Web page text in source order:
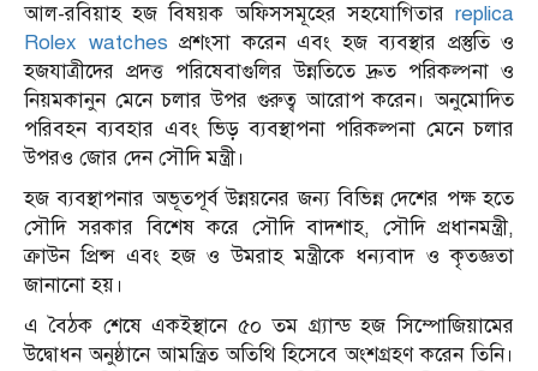
আল-রবিয়াহ হজ বিষয়ক অফিসসমূহের সহযোগিতার replica
Rolex watches প্রশংসা করেন এবং হজ ব্যবস্থার প্রস্তুতি ও
হজযাত্রীদের প্রদত্ত পরিষেবাগুলির উন্নতিতে দ্রুত পরিকল্পনা ও
নিয়মকানুন মেনে চলার উপর গুরুত্ব আরোপ করেন। অনুমোদিত
পরিবহন ব্যবহার এবং ভিড় ব্যবস্থাপনা পরিকল্পনা মেনে চলার
উপরও জোর দেন সৌদি মন্ত্রী।
হজ ব্যবস্থাপনার অভূতপূর্ব উন্নয়নের জন্য বিভিন্ন দেশের পক্ষ হতে
সৌদি সরকার বিশেষ করে সৌদি বাদশাহ, সৌদি প্রধানমন্ত্রী,
ক্রাউন প্রিন্স এবং হজ ও উমরাহ মন্ত্রীকে ধন্যবাদ ও কৃতজ্ঞতা
জানানো হয়।
এ বৈঠক শেষে একইস্থানে ৫০ তম গ্র্যান্ড হজ সিম্পোজিয়ামের
উদ্বোধন অনুষ্ঠানে আমন্ত্রিত অতিথি হিসেবে অংশগ্রহণ করেন তিনি।